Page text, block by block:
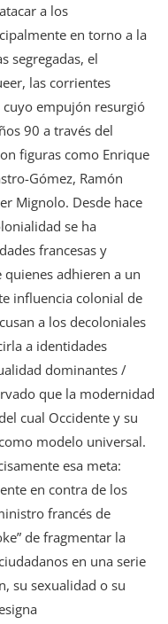
a los
en torno a la
segregadas, el
las corrientes
cuyo empujón resurgió
90 a través del
figuras como Enrique
Gómez, Ramón
Mignolo. Desde hace
se ha
francesas y
adhieren a un
influencia colonial de
a los decoloniales
a identidades
dominantes /
que la modernidad
cual Occidente y su
modelo universal.
esa meta:
en contra de los
francés de
de fragmentar la
en una serie
su sexualidad o su